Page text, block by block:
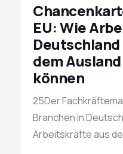
EU: Wie
dem
können
25Der
Branchen in
Arbeitskräfte aus